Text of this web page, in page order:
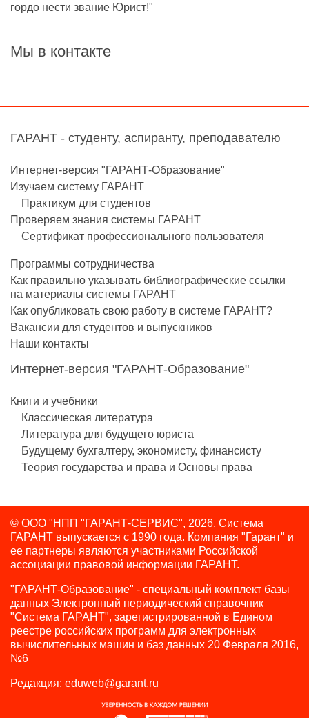
гордо нести звание Юрист!"
Мы в контакте
ГАРАНТ - студенту, аспиранту, преподавателю
Интернет-версия "ГАРАНТ-Образование"
Изучаем систему ГАРАНТ
Практикум для студентов
Проверяем знания системы ГАРАНТ
Сертификат профессионального пользователя
Программы сотрудничества
Как правильно указывать библиографические ссылки
на материалы системы ГАРАНТ
Как опубликовать свою работу в системе ГАРАНТ?
Вакансии для студентов и выпускников
Наши контакты
Интернет-версия "ГАРАНТ-Образование"
Книги и учебники
Классическая литература
Литература для будущего юриста
Будущему бухгалтеру, экономисту, финансисту
Теория государства и права и Основы права
© ООО "НПП "ГАРАНТ-СЕРВИС", 2026. Система
ГАРАНТ выпускается с 1990 года. Компания "Гарант" и
ее партнеры являются участниками Российской
ассоциации правовой информации ГАРАНТ.
"ГАРАНТ-Образование" - специальный комплект базы
данных Электронный периодический справочник
"Система ГАРАНТ", зарегистрированной в Едином
реестре российских программ для электронных
вычислительных машин и баз данных 20 Февраля 2016,
№6
Редакция: eduweb@garant.ru